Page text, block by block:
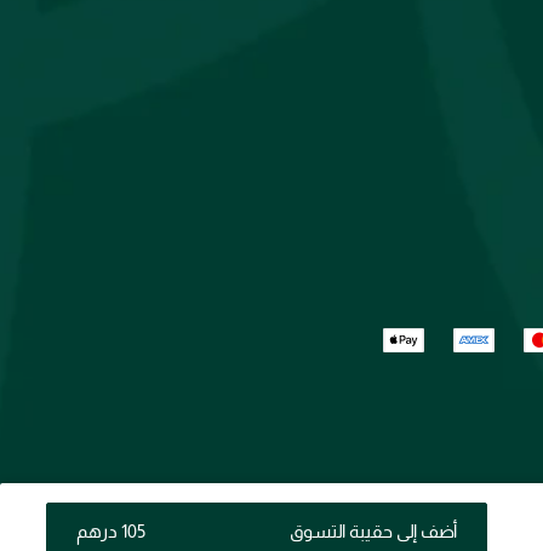
أضف إلى حقيبة التسوق ⁦105⁩ درهم